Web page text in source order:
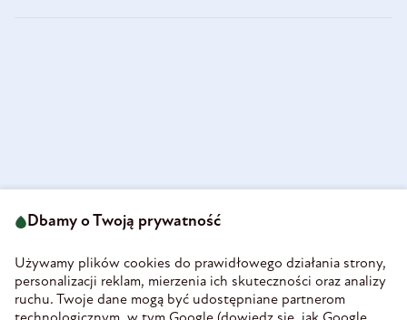
58-160 Świebodzice
REGON 890213034
INFORMACJE
Dbamy o Twoją prywatność
Używamy plików cookies do prawidłowego działania strony,
personalizacji reklam, mierzenia ich skuteczności oraz analizy
ruchu. Twoje dane mogą być udostępniane partnerom